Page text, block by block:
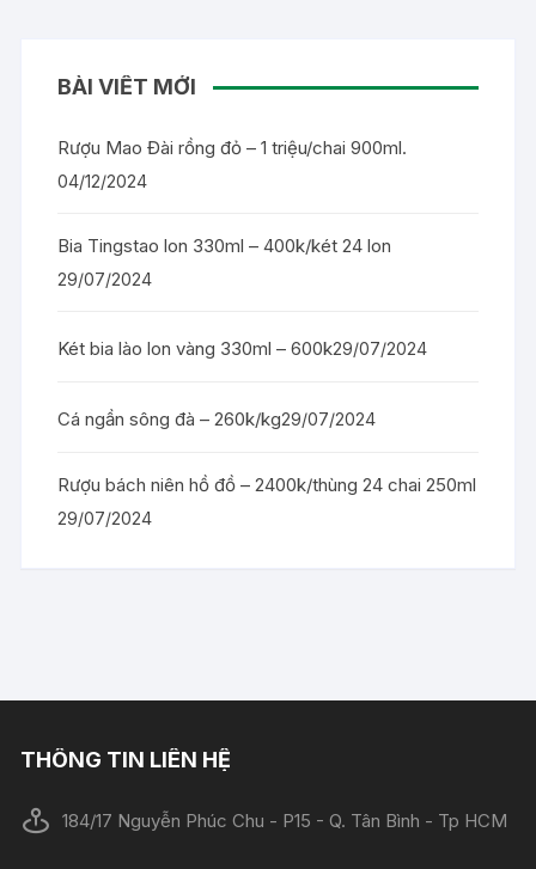
BÀI VIẾT MỚI
Rượu Mao Đài rồng đỏ – 1 triệu/chai 900ml.
04/12/2024
Bia Tingstao lon 330ml – 400k/két 24 lon
29/07/2024
Két bia lào lon vàng 330ml – 600k29/07/2024
Cá ngần sông đà – 260k/kg29/07/2024
Rượu bách niên hồ đồ – 2400k/thùng 24 chai 250ml
29/07/2024
THÔNG TIN LIÊN HỆ
184/17 Nguyễn Phúc Chu - P15 - Q. Tân Bình - Tp HCM